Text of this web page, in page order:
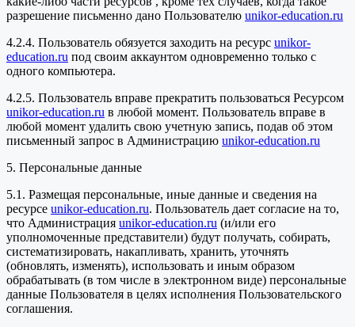
разрешение письменно дано Пользователю unikor-education.ru
4.2.4. Пользователь обязуется заходить на ресурс unikor-
education.ru под своим аккаунтом одновременно только с
одного компьютера.
4.2.5. Пользователь вправе прекратить пользоваться Ресурсом
unikor-education.ru в любой момент. Пользователь вправе в
любой момент удалить свою учетную запись, подав об этом
письменный запрос в Администрацию unikor-education.ru
5. Персональные данные
5.1. Размещая персональные, иные данные и сведения на
ресурсе unikor-education.ru. Пользователь дает согласие на то,
что Администрация unikor-education.ru (и/или его
уполномоченные представители) будут получать, собирать,
систематизировать, накапливать, хранить, уточнять
(обновлять, изменять), использовать и иным образом
обрабатывать (в том числе в электронном виде) персональные
данные Пользователя в целях исполнения Пользовательского
соглашения.